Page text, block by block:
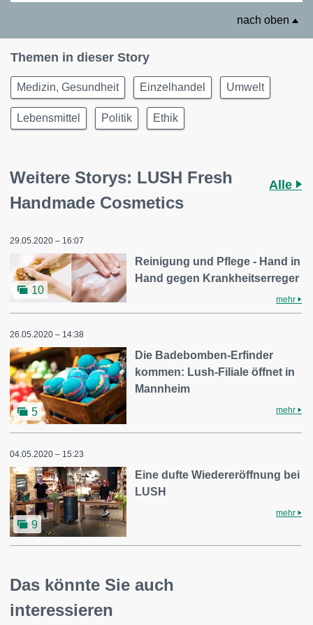
nach oben
Themen in dieser Story
Medizin, Gesundheit Einzelhandel Umwelt
Lebensmittel Politik Ethik
Weitere Storys: LUSH Fresh
Handmade Cosmetics
Alle
29.05.2020 – 16:07
10
Reinigung und Pflege - Hand in
Hand gegen Krankheitserreger
mehr
26.05.2020 – 14:38
5
Die Badebomben-Erfinder
kommen: Lush-Filiale öffnet in
Mannheim
mehr
04.05.2020 – 15:23
9
Eine dufte Wiedereröffnung bei
LUSH
mehr
Das könnte Sie auch
interessieren